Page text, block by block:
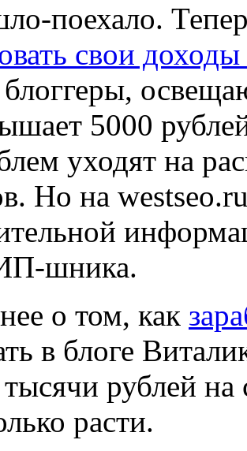
поехало.
свои
5000
уходят на
Но на
шника.
о том, как
в блоге
рублей
расти.